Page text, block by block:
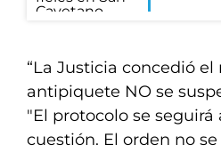
“La Justicia concedió
antipiquete NO se
"El protocolo se
cuestión. El orden no